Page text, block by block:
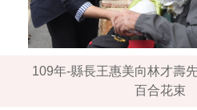
109年-縣長王惠美向林才壽
百合花束